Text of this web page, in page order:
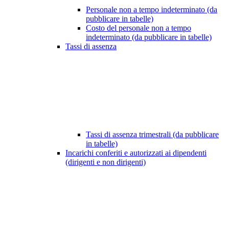
Personale non a tempo indeterminato (da
pubblicare in tabelle)
Costo del personale non a tempo
indeterminato (da pubblicare in tabelle)
Tassi di assenza
Tassi di assenza trimestrali (da pubblicare
in tabelle)
Incarichi conferiti e autorizzati ai dipendenti
(dirigenti e non dirigenti)